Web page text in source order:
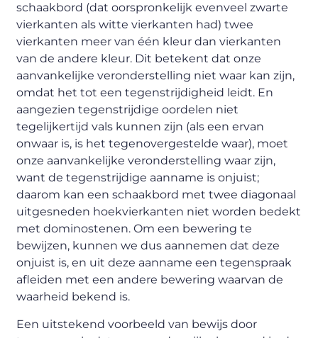
schaakbord (dat oorspronkelijk evenveel zwarte
vierkanten als witte vierkanten had) twee
vierkanten meer van één kleur dan vierkanten
van de andere kleur. Dit betekent dat onze
aanvankelijke veronderstelling niet waar kan zijn,
omdat het tot een tegenstrijdigheid leidt. En
aangezien tegenstrijdige oordelen niet
tegelijkertijd vals kunnen zijn (als een ervan
onwaar is, is het tegenovergestelde waar), moet
onze aanvankelijke veronderstelling waar zijn,
want de tegenstrijdige aanname is onjuist;
daarom kan een schaakbord met twee diagonaal
uitgesneden hoekvierkanten niet worden bedekt
met dominostenen. Om een ​​bewering te
bewijzen, kunnen we dus aannemen dat deze
onjuist is, en uit deze aanname een tegenspraak
afleiden met een andere bewering waarvan de
waarheid bekend is.
Een uitstekend voorbeeld van bewijs door